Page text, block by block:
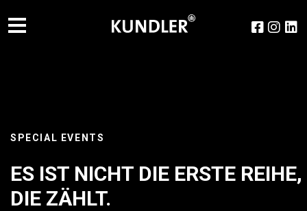
SPECIAL EVENTS
ES IST NICHT DIE ERSTE REIHE,
DIE ZÄHLT.